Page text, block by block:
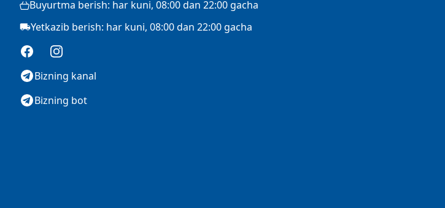
Buyurtma berish: har kuni, 08:00 dan 22:00 gacha
Yetkazib berish: har kuni, 08:00 dan 22:00 gacha
FacebookInstagram
Bizning kanal
Bizning bot